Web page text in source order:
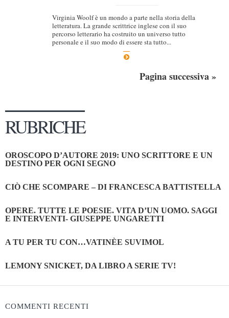
Virginia Woolf è un mondo a parte nella storia della
letteratura. La grande scrittrice inglese con il suo
percorso letterario ha costruito un universo tutto
personale e il suo modo di essere sta tutto...
Pagina successiva »
RUBRICHE
OROSCOPO D’AUTORE 2019: UNO SCRITTORE E UN
DESTINO PER OGNI SEGNO
CIÒ CHE SCOMPARE – DI FRANCESCA BATTISTELLA
OPERE. TUTTE LE POESIE. VITA D’UN UOMO. SAGGI
E INTERVENTI- GIUSEPPE UNGARETTI
A TU PER TU CON…VATINÈE SUVIMOL
LEMONY SNICKET, DA LIBRO A SERIE TV!
COMMENTI RECENTI